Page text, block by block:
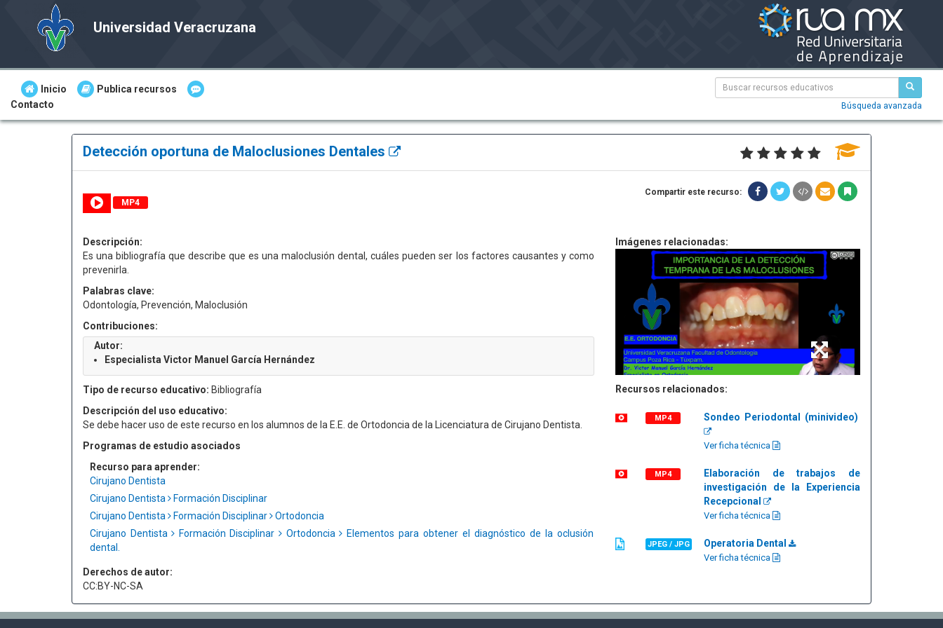
Universidad Veracruzana
Inicio
Publica recursos
Contacto
Búsqueda avanzada
Detección oportuna de Maloclusiones Dentales
MP4
Compartir este recurso:
Descripción:
Es una bibliografía que describe que es una maloclusión dental, cuáles pueden ser los factores causantes y como
prevenirla.
Palabras clave:
Odontología, Prevención, Maloclusión
Contribuciones:
Autor:
Especialista Victor Manuel García Hernández
Tipo de recurso educativo: Bibliografía
Descripción del uso educativo:
Se debe hacer uso de este recurso en los alumnos de la E.E. de Ortodoncia de la Licenciatura de Cirujano Dentista.
Programas de estudio asociados
Recurso para aprender:
Cirujano Dentista
Cirujano Dentista
Formación Disciplinar
Cirujano Dentista
Formación Disciplinar
Ortodoncia
Cirujano Dentista
Formación Disciplinar Ortodoncia
Elementos para obtener el diagnóstico de la oclusión
dental.
Derechos de autor:
CC:BY-NC-SA
Imágenes relacionadas:
Recursos relacionados:
MP4 Sondeo Periodontal (minivideo)
Ver ficha técnica
MP4
Elaboración de trabajos de
investigación de la Experiencia
Recepcional
Ver ficha técnica
JPEG / JPG Operatoria Dental
Ver ficha técnica